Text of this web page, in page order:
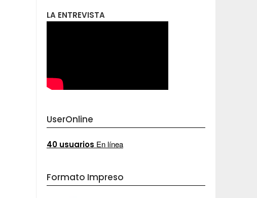
LA ENTREVISTA
UserOnline
40 usuarios En línea
Formato Impreso